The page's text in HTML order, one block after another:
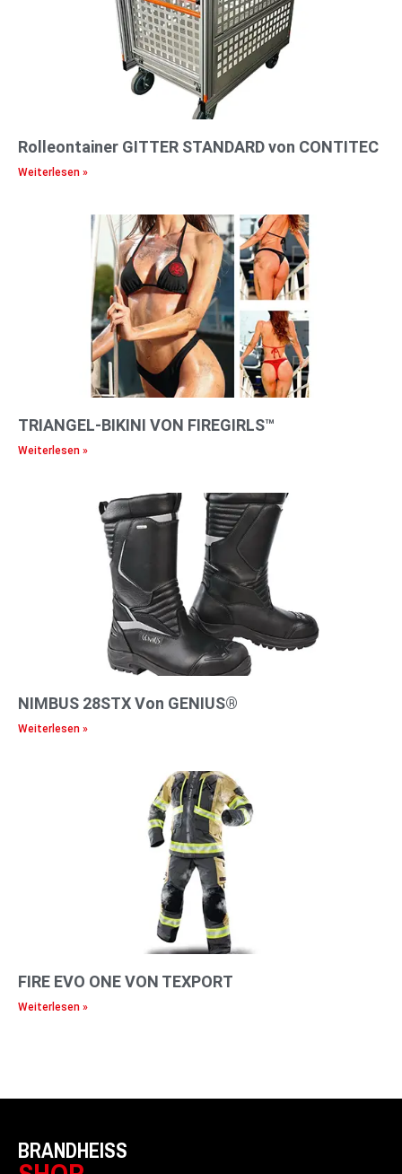
Rolleontainer GITTER STANDARD von CONTITEC
Weiterlesen »
TRIANGEL-BIKINI VON FIREGIRLS™
Weiterlesen »
NIMBUS 28STX Von GENIUS®
Weiterlesen »
FIRE EVO ONE VON TEXPORT
Weiterlesen »
BRANDHEISS